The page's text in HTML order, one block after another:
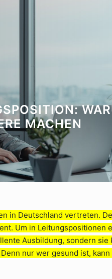
MACHEN
in Deutschland vertreten.
Um in Leitungspositionen
Ausbildung, sondern sie
nur wer gesund ist,